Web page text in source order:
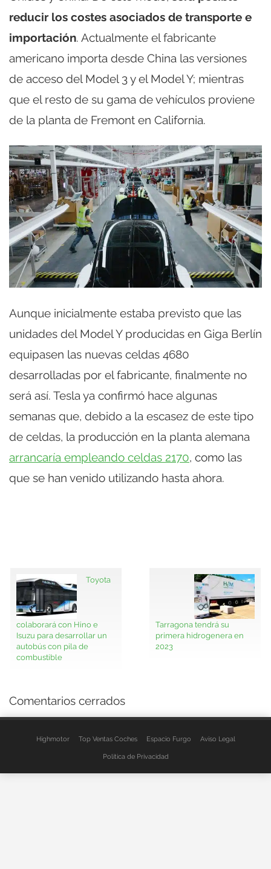
reducir los costes asociados de transporte e
importación. Actualmente el fabricante
americano importa desde China las versiones
de acceso del Model 3 y el Model Y; mientras
que el resto de su gama de vehículos proviene
de la planta de Fremont en California.
Aunque inicialmente estaba previsto que las
unidades del Model Y producidas en Giga Berlín
equipasen las nuevas celdas 4680
desarrolladas por el fabricante, finalmente no
será así. Tesla ya confirmó hace algunas
semanas que, debido a la escasez de este tipo
de celdas, la producción en la planta alemana
arrancaría empleando celdas 2170, como las
que se han venido utilizando hasta ahora.
Toyota
colaborará con Hino e
Isuzu para desarrollar un
autobús con pila de
combustible
Tarragona tendrá su
primera hidrogenera en
2023
Comentarios cerrados
Highmotor Top Ventas Coches Espacio Furgo Aviso Legal
Política de Privacidad